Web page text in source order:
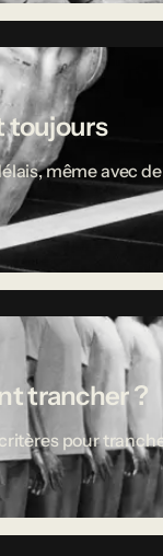
toujours
même avec
trancher ?
pour